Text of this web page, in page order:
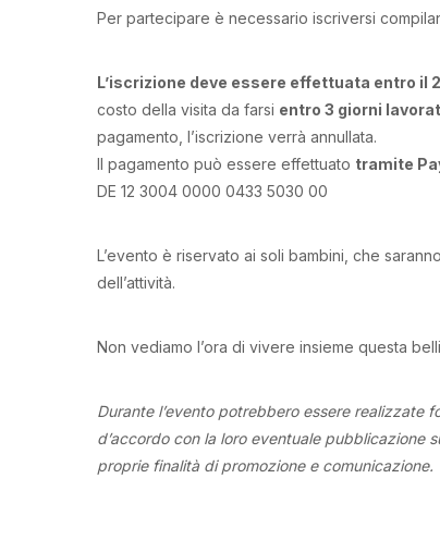
Per partecipare è necessario iscriversi
L’iscrizione deve essere effettuata entro il
costo della visita da farsi entro 3 giorni
pagamento, l’iscrizione verrà annullata.
Il pagamento può essere effettuato tramite
DE 12 3004 0000 0433 5030 00
L’evento è riservato ai soli bambini, che
dell’attività.
Non vediamo l’ora di vivere insieme questa
Durante l’evento potrebbero essere realizzate
d’accordo con la loro eventuale pubblicazione
proprie finalità di promozione e comunicazione.